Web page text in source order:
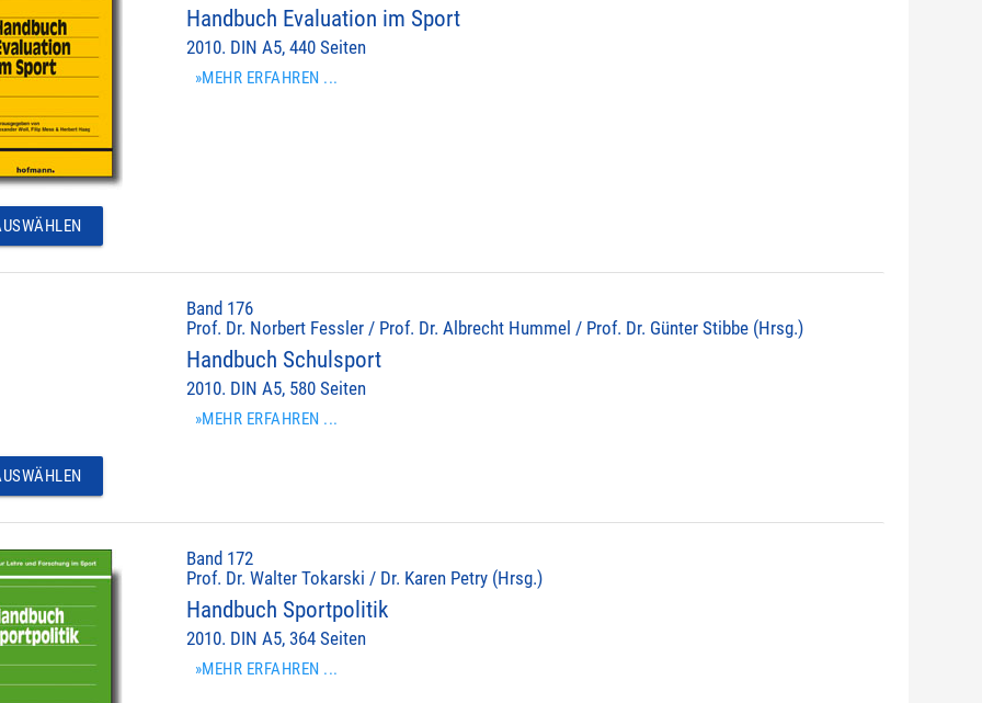
Handbuch Evaluation im Sport
2010. DIN A5, 440 Seiten
»MEHR ERFAHREN ...
Band 176
Prof. Dr. Norbert Fessler / Prof. Dr. Albrecht Hummel / Prof. Dr. Günter Stibbe (Hrsg.)
Handbuch Schulsport
2010. DIN A5, 580 Seiten
»MEHR ERFAHREN ...
Band 172
Prof. Dr. Walter Tokarski / Dr. Karen Petry (Hrsg.)
Handbuch Sportpolitik
2010. DIN A5, 364 Seiten
»MEHR ERFAHREN ...